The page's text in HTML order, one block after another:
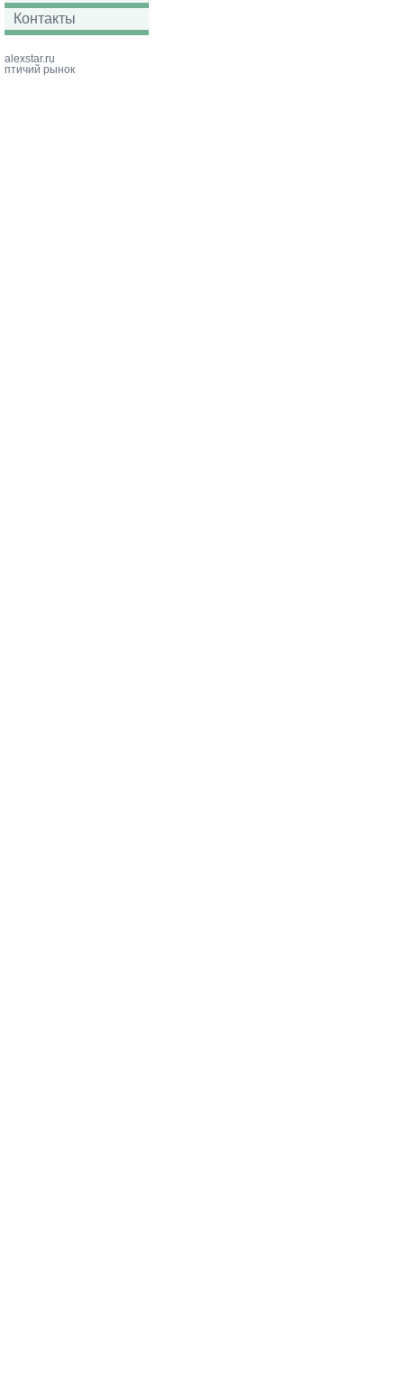
Контакты
alexstar.ru
птичий рынок